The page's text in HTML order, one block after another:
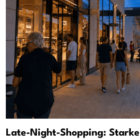
Late-Night-Shopping: Starke